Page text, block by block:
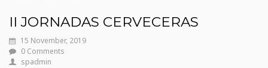
II JORNADAS CERVECERAS
15 November, 2019
0 Comments
spadmin